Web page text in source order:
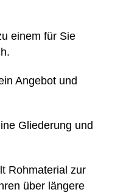
einem für Sie
Angebot und
Gliederung und
Rohmaterial zur
über längere